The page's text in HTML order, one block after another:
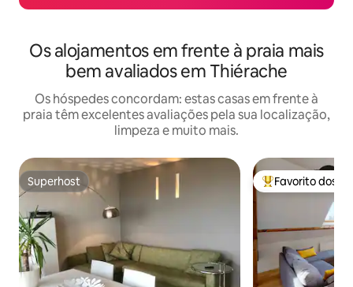
Os alojamentos em frente à praia mais
bem avaliados em Thiérache
Os hóspedes concordam: estas casas em frente à
praia têm excelentes avaliações pela sua localização,
limpeza e muito mais.
Superhost
Superhost Favoritos dos
Favorito dos